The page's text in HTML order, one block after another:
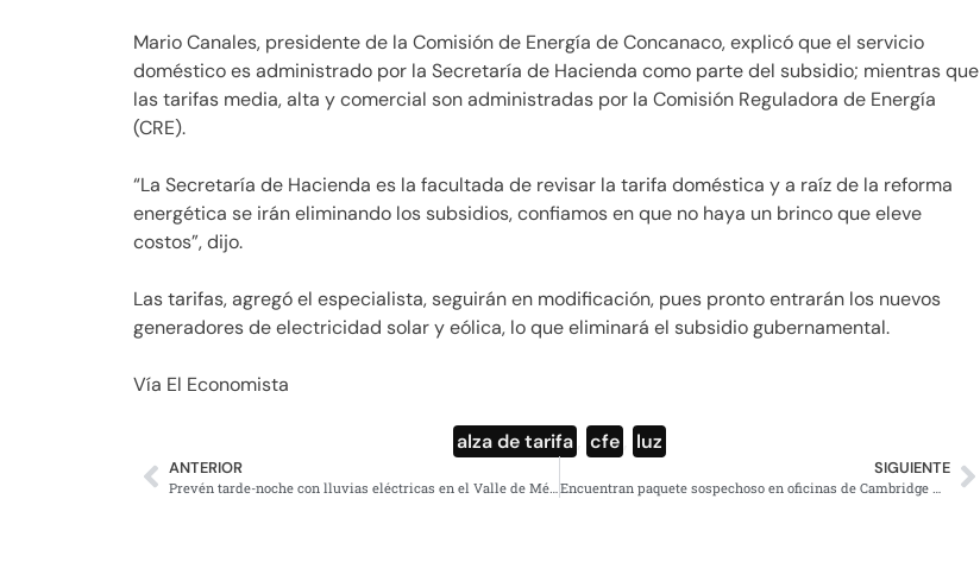
Mario Canales, presidente de la Comisión de Energía de Concanaco, explicó que el servicio
doméstico es administrado por la Secretaría de Hacienda como parte del subsidio; mientras que
las tarifas media, alta y comercial son administradas por la Comisión Reguladora de Energía
(CRE).
“La Secretaría de Hacienda es la facultada de revisar la tarifa doméstica y a raíz de la reforma
energética se irán eliminando los subsidios, confiamos en que no haya un brinco que eleve
costos”, dijo.
Las tarifas, agregó el especialista, seguirán en modificación, pues pronto entrarán los nuevos
generadores de electricidad solar y eólica, lo que eliminará el subsidio gubernamental.
Vía El Economista
alza de tarifa cfe luz
ANTERIOR SIGUIENTE